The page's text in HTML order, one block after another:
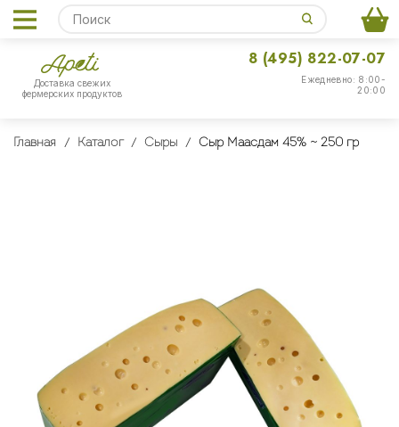
Доставка свежих
фермерских продуктов
Ежедневно: 8:00-
20:00
8 (495) 822-07-07
Главная Каталог Сыры Сыр Маасдам 45% ~ 250 гр